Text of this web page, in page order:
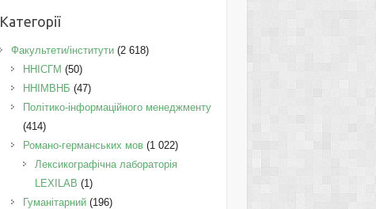
Категорії
Факультети/інститути(2 618)
ННІСГМ (50)
ННІМВНБ (47)
Політико-інформаційного менеджменту
(414)
Романо-германських мов(1 022)
Лексикографічна лабораторія
LEXILAB (1)
Гуманітарний(196)